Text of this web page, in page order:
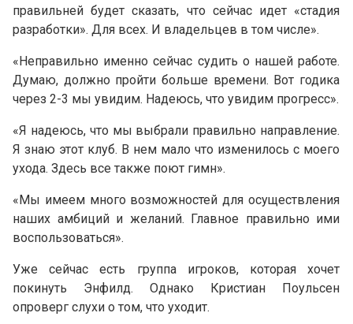
правильней будет сказать, что сейчас идет «стадия
разработки». Для всех. И владельцев в том числе».
«Неправильно именно сейчас судить о нашей работе.
Думаю, должно пройти больше времени. Вот годика
через 2-3 мы увидим. Надеюсь, что увидим прогресс».
«Я надеюсь, что мы выбрали правильно направление.
Я знаю этот клуб. В нем мало что изменилось с моего
ухода. Здесь все также поют гимн».
«Мы имеем много возможностей для осуществления
наших амбиций и желаний. Главное правильно ими
воспользоваться».
Уже сейчас есть группа игроков, которая хочет
покинуть Энфилд. Однако Кристиан Поульсен
опроверг слухи о том, что уходит.